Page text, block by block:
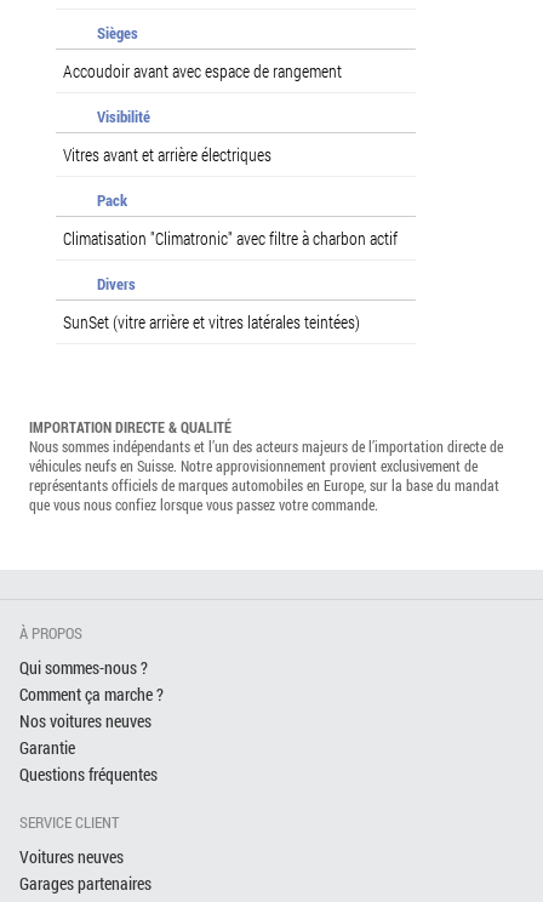
Sièges
Accoudoir avant avec espace de rangement
Visibilité
Vitres avant et arrière électriques
Pack
Climatisation "Climatronic" avec filtre à charbon actif
Divers
SunSet (vitre arrière et vitres latérales teintées)
IMPORTATION DIRECTE & QUALITÉ
Nous sommes indépendants et l’un des acteurs majeurs de l’importation directe de
véhicules neufs en Suisse. Notre approvisionnement provient exclusivement de
représentants officiels de marques automobiles en Europe, sur la base du mandat
que vous nous confiez lorsque vous passez votre commande.
À PROPOS
Qui sommes-nous ?
Comment ça marche ?
Nos voitures neuves
Garantie
Questions fréquentes
SERVICE CLIENT
Voitures neuves
Garages partenaires